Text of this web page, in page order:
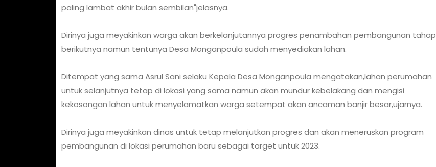
paling lambat akhir bulan sembilan"jelasnya.
Dirinya juga meyakinkan warga akan berkelanjutannya progres penambahan pembangunan tahap
berikutnya namun tentunya Desa Monganpoula sudah menyediakan lahan.
Ditempat yang sama Asrul Sani selaku Kepala Desa Monganpoula mengatakan,lahan perumahan
untuk selanjutnya tetap di lokasi yang sama namun akan mundur kebelakang dan mengisi
kekosongan lahan untuk menyelamatkan warga setempat akan ancaman banjir besar,ujarnya.
Dirinya juga meyakinkan dinas untuk tetap melanjutkan progres dan akan meneruskan program
pembangunan di lokasi perumahan baru sebagai target untuk 2023.